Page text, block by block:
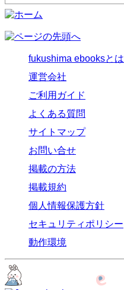
fukushima ebooksとは
運営会社
ご利用ガイド
よくある質問
サイトマップ
お問い合せ
掲載の方法
掲載規約
個人情報保護方針
セキュリティポリシー
動作環境